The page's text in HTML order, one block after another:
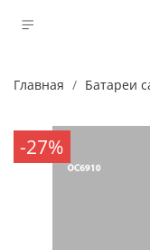
Главная Батареи
-27%